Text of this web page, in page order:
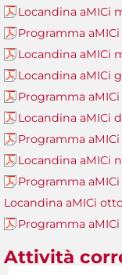
Locandina aMICi
Programma
Locandina aMICi
Locandina aMICi
Programma
Locandina aMICi
Programma
Locandina aMICi
Programma
Locandina aMICi
Programma
Attività